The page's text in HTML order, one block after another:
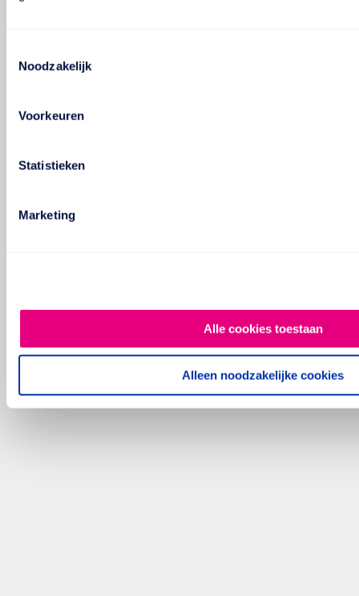
Noodzakelijk
Voorkeuren
Statistieken
Marketing
Alle cookies toestaan
Alleen noodzakelijke cookies